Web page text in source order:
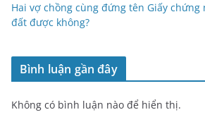
Hai vợ chồng cùng đứng tên Giấy
đất được không?
Bình luận gần đây
Không có bình luận nào để hiển thị.